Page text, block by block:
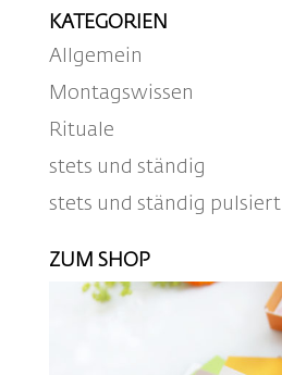
KATEGORIEN
Allgemein
Montagswissen
Rituale
stets und ständig
stets und ständig pulsiert
ZUM SHOP